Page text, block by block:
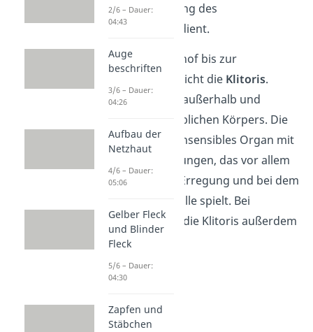
die der Befeuchtung des
Scheidenvorhofs dient.
Vom Scheidenvorhof bis zur
Schambeinfuge reicht die Klitoris.
Dabei verläuft sie außerhalb und
innerhalb des weiblichen Körpers. Die
Klitoris ist ein hochsensibles Organ mit
vielen Nervenendungen, das vor allem
bei der sexuellen Erregung und bei dem
Orgasmus eine Rolle spielt. Bei
Erregung schwillt die Klitoris außerdem
2/6 – Dauer:
04:43
Auge
beschriften
3/6 – Dauer:
04:26
Aufbau der
Netzhaut
4/6 – Dauer:
05:06
Gelber Fleck
und Blinder
Fleck
5/6 – Dauer:
04:30
Zapfen und
Stäbchen